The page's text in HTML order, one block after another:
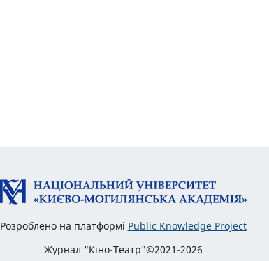
Розроблено на платформі Public Knowledge Project
Журнал "Кіно-Театр"©2021-2026